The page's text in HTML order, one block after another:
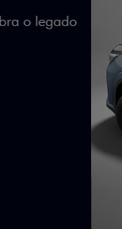
e detalhes